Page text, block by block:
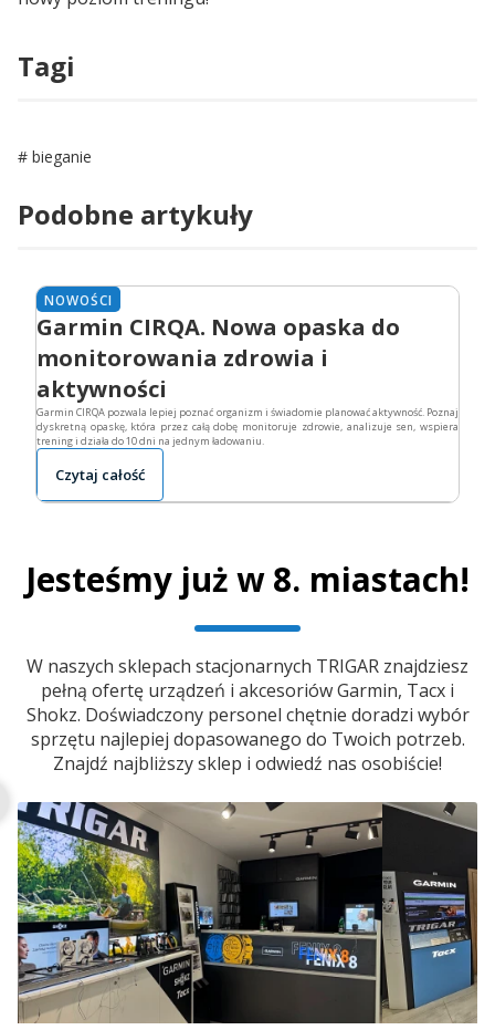
Tagi
bieganie
Podobne artykuły
NOWOŚCI
Garmin CIRQA. Nowa opaska do
monitorowania zdrowia i
aktywności
Garmin CIRQA pozwala lepiej poznać organizm i świadomie planować aktywność. Poznaj
dyskretną opaskę, która przez całą dobę monitoruje zdrowie, analizuje sen, wspiera
trening i działa do 10 dni na jednym ładowaniu.
Czytaj całość
Jesteśmy już w 8. miastach!
W naszych sklepach stacjonarnych TRIGAR znajdziesz
pełną ofertę urządzeń i akcesoriów Garmin, Tacx i
Shokz. Doświadczony personel chętnie doradzi wybór
sprzętu najlepiej dopasowanego do Twoich potrzeb.
Znajdź najbliższy sklep i odwiedź nas osobiście!